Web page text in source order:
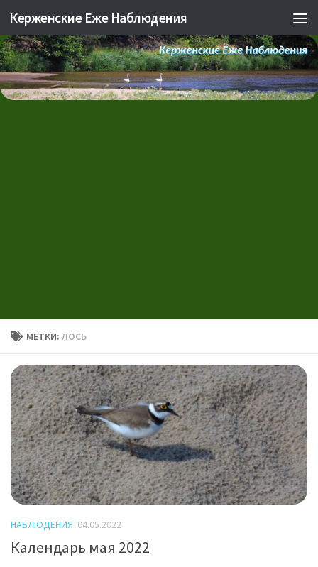
Skip to content
Керженские Еже Наблюдения
МЕТКИ: ЛОСЬ
НАБЛЮДЕНИЯ 04.05.2022
Календарь мая 2022